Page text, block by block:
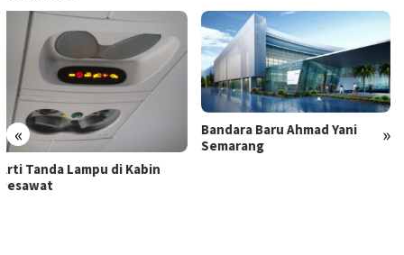
« »
Bandara Baru Ahmad Yani
Semarang